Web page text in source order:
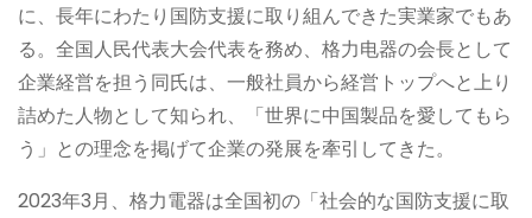
に、長年にわたり国防支援に取り組んできた実業家でもあ
る。全国人民代表大会代表を務め、格力电器の会長として
企業経営を担う同氏は、一般社員から経営トップへと上り
詰めた人物として知られ、「世界に中国製品を愛してもら
う」との理念を掲げて企業の発展を牽引してきた。
2023年3月、格力電器は全国初の「社会的な国防支援に取